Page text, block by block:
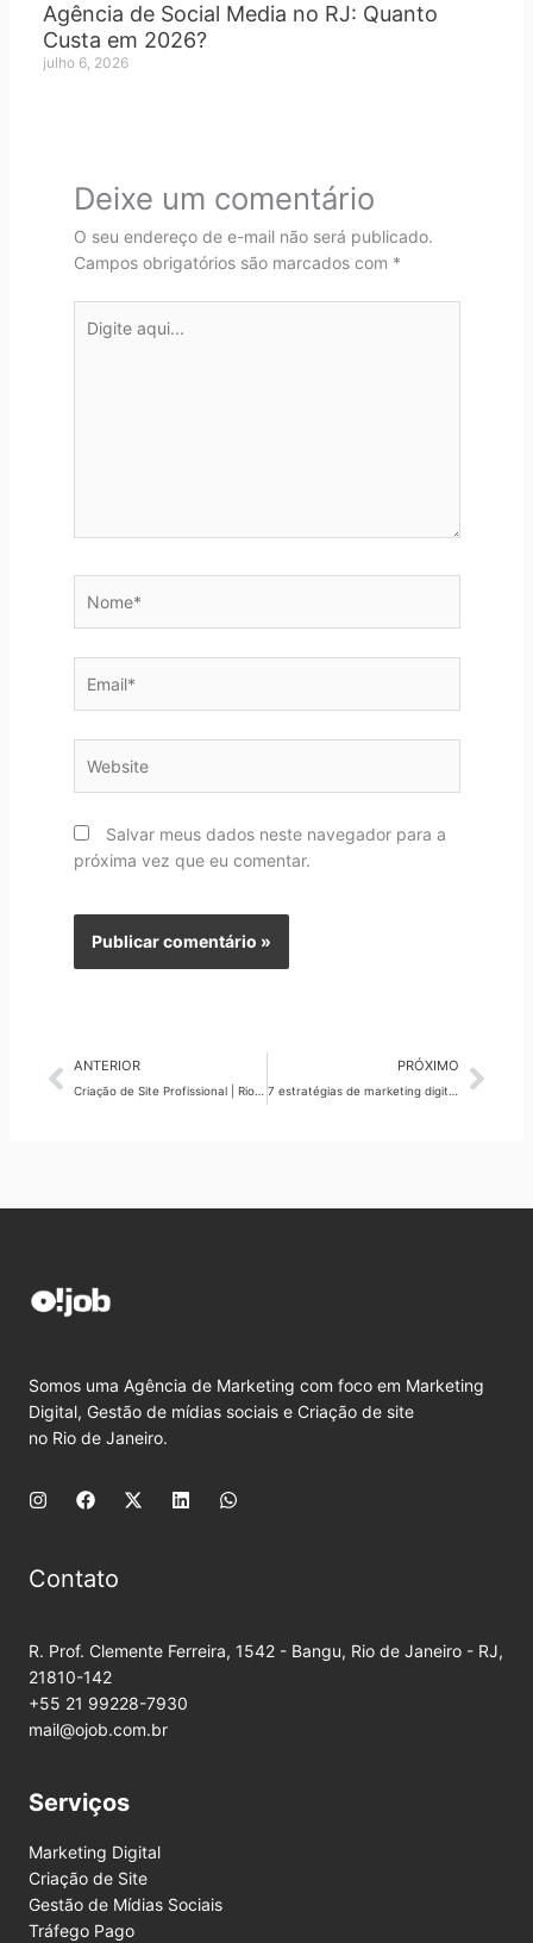
Agência de Social Media no RJ: Quanto
Custa em 2026?
julho 6, 2026
Deixe um comentário
O seu endereço de e-mail não será publicado.
Campos obrigatórios são marcados com *
aqui...
Salvar meus dados neste navegador para a
próxima vez que eu comentar.
Anterior
ANTERIOR
Criação de Site Profissional | Rio de Janeiro RJ | O!Job Agência de Marketing Digital
PRÓXIMO
Somos uma Agência de Marketing com foco em Marketing
Digital, Gestão de mídias sociais e Criação de site
no Rio de Janeiro.
Contato
R. Prof. Clemente Ferreira, 1542 - Bangu, Rio de Janeiro - RJ,
21810-142
+55 21 99228-7930
mail@ojob.com.br
Serviços
Marketing Digital
Criação de Site
Gestão de Mídias Sociais
Tráfego Pago